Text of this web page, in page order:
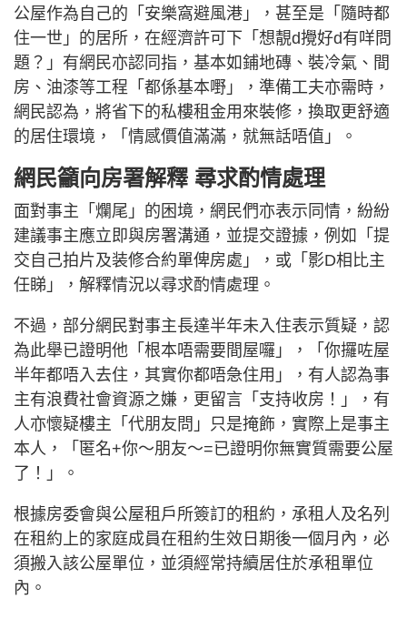
公屋作為自己的「安樂窩避風港」，甚至是「隨時都
住一世」的居所，在經濟許可下「想靚d攪好d有咩問
題？」有網民亦認同指，基本如鋪地磚、裝冷氣、間
房、油漆等工程「都係基本嘢」，準備工夫亦需時，
網民認為，將省下的私樓租金用來裝修，換取更舒適
的居住環境，「情感價值滿滿，就無話唔值」。
網民籲向房署解釋 尋求酌情處理
面對事主「爛尾」的困境，網民們亦表示同情，紛紛
建議事主應立即與房署溝通，並提交證據，例如「提
交自己拍片及装修合約單俾房處」，或「影D相比主
任睇」，解釋情況以尋求酌情處理。
不過，部分網民對事主長達半年未入住表示質疑，認
為此舉已證明他「根本唔需要間屋囉」，「你攞咗屋
半年都唔入去住，其實你都唔急住用」，有人認為事
主有浪費社會資源之嫌，更留言「支持收房！」，有
人亦懷疑樓主「代朋友問」只是掩飾，實際上是事主
本人，「匿名+你～朋友～=已證明你無實質需要公屋
了！」。
根據房委會與公屋租戶所簽訂的租約，承租人及名列
在租約上的家庭成員在租約生效日期後一個月內，必
須搬入該公屋單位，並須經常持續居住於承租單位
內。